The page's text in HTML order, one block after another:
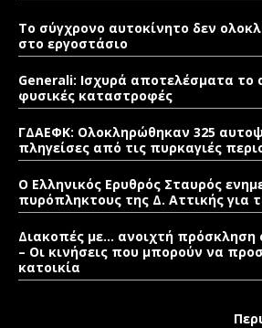
Το σύγχρονο αυτοκίνητο δεν
στο εργοστάσιο
Generali: Ισχυρά αποτελέσματα το
φυσικές καταστροφές
ΓΔΑΕΦΚ: Ολοκληρώθηκαν 325
πληγείσες από τις πυρκαγιές
Ο Ελληνικός Ερυθρός Σταυρός
πυρόπληκτους της Δ. Αττικής για
Διακοπές με… ανοιχτή πρόσκληση
– Οι κινήσεις που μπορούν να
κατοικία